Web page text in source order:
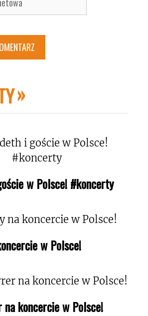
w Polsce! #koncerty
w Polsce!
na koncercie w Polsce!